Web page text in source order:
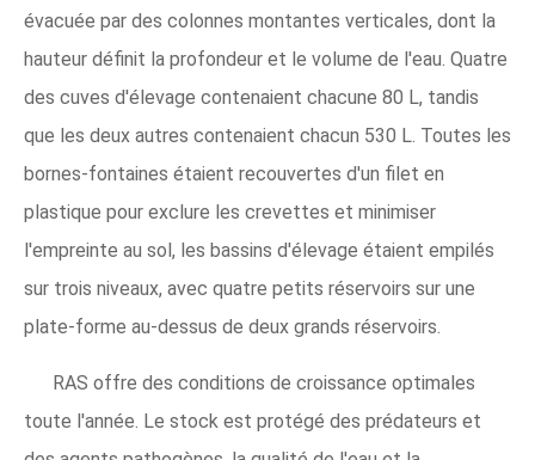
évacuée par des colonnes montantes verticales, dont la
hauteur définit la profondeur et le volume de l'eau. Quatre
des cuves d'élevage contenaient chacune 80 L, tandis
que les deux autres contenaient chacun 530 L. Toutes les
bornes-fontaines étaient recouvertes d'un filet en
plastique pour exclure les crevettes et minimiser
l'empreinte au sol, les bassins d'élevage étaient empilés
sur trois niveaux, avec quatre petits réservoirs sur une
plate-forme au-dessus de deux grands réservoirs.
RAS offre des conditions de croissance optimales
toute l'année. Le stock est protégé des prédateurs et